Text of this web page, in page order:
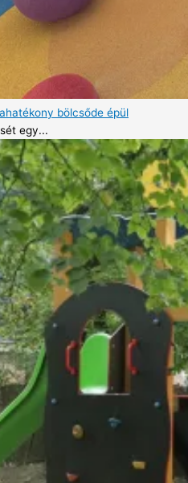
bölcsőde épül
egy...